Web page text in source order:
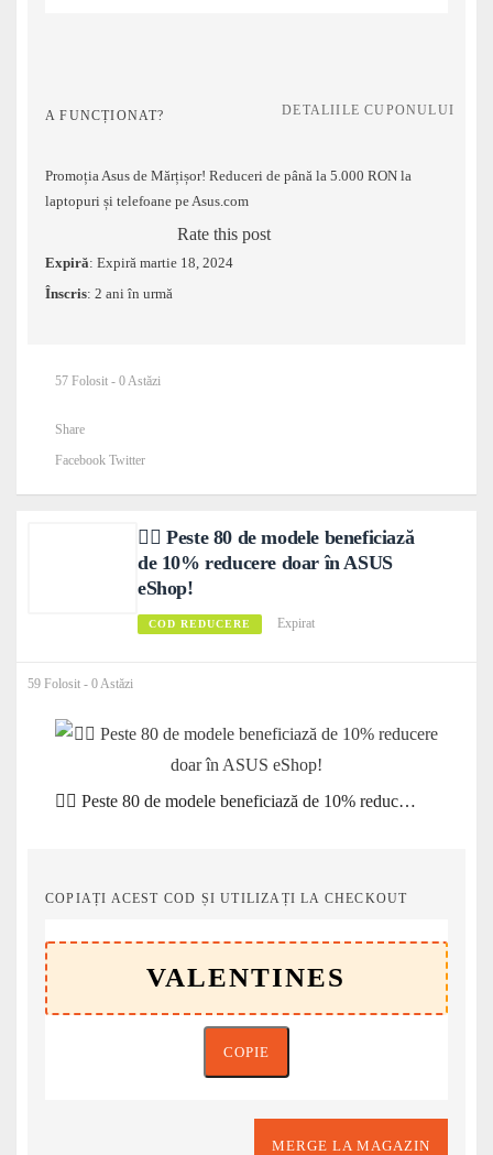
A FUNCȚIONAT? DETALIILE CUPONULUI
Promoția Asus de Mărțișor! Reduceri de până la 5.000 RON la
laptopuri și telefoane pe Asus.com
Rate this post
Expiră: Expiră martie 18, 2024
Înscris: 2 ani în urmă
57 Folosit - 0 Astăzi
Share
Facebook Twitter
❤️‍🔥 Peste 80 de modele beneficiază
de 10% reducere doar în ASUS
eShop!
COD REDUCERE Expirat
59 Folosit - 0 Astăzi
❤️‍🔥 Peste 80 de modele beneficiază de 10% reducere doar în ASUS eShop!
COPIAȚI ACEST COD ȘI UTILIZAȚI LA CHECKOUT
COPIE
MERGE LA MAGAZIN